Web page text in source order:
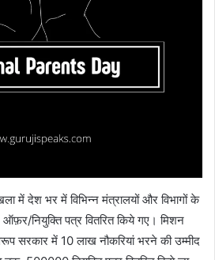
में देश भर में विभिन्न मंत्रालयों और विभागों के
नियुक्ति पत्र वितरित किये गए। मिशन
सरकार में 10 लाख नौकरियां भरने की उम्मीद